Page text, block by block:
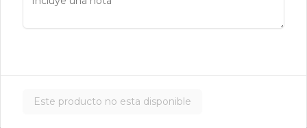
Avocado Cucumber Roll
$139.00
Este producto no esta disponible